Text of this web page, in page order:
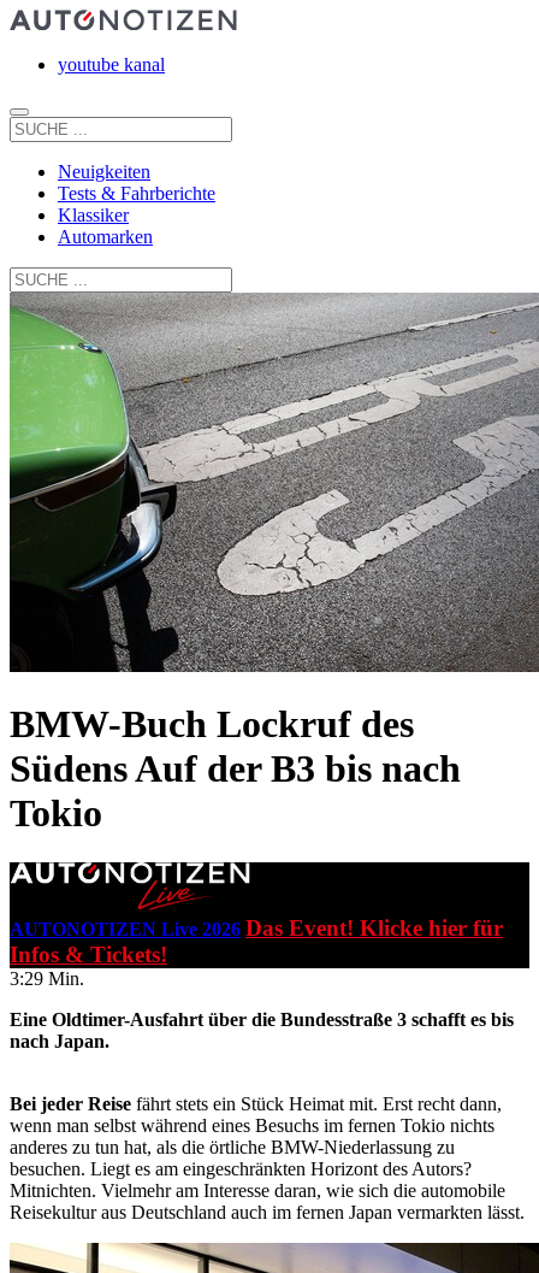
youtube kanal
Neuigkeiten
Tests & Fahrberichte
Klassiker
Automarken
BMW-Buch Lockruf des
SüdensAuf der B3 bis nach
Tokio
AUTONOTIZEN Live 2026 Das Event! Klicke hier für
Infos & Tickets!
3:29 Min.
Eine Oldtimer-Ausfahrt über die Bundesstraße 3 schafft es bis
nach Japan.
Bei jeder Reise fährt stets ein Stück Heimat mit. Erst recht dann,
wenn man selbst während eines Besuchs im fernen Tokio nichts
anderes zu tun hat, als die örtliche BMW-Niederlassung zu
besuchen. Liegt es am eingeschränkten Horizont des Autors?
Mitnichten. Vielmehr am Interesse daran, wie sich die automobile
Reisekultur aus Deutschland auch im fernen Japan vermarkten lässt.